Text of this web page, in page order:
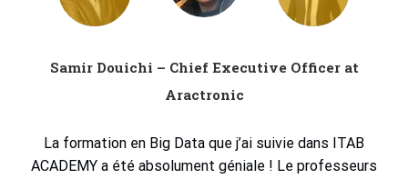
Samir Douichi – Chief Executive Officer at
Aractronic
La formation en Big Data que j’ai suivie dans ITAB
ACADEMY a été absolument géniale ! Le professeurs